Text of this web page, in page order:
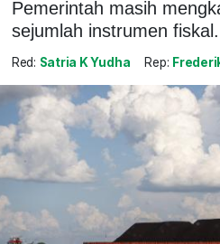
Pemerintah masih
sejumlah instrumen fiskal.
Red: Satria K Yudha Rep: